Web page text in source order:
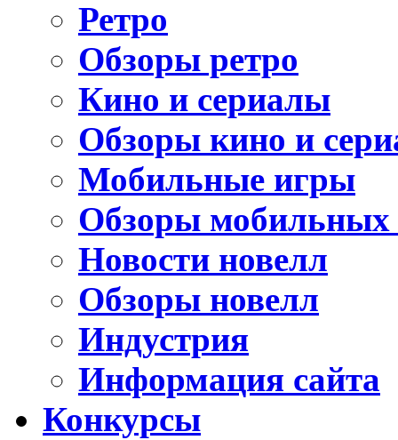
Ретро
Обзоры ретро
Кино и сериалы
Обзоры кино и
Мобильные игры
Обзоры мобильных
Новости новелл
Обзоры новелл
Индустрия
Информация сайта
Конкурсы